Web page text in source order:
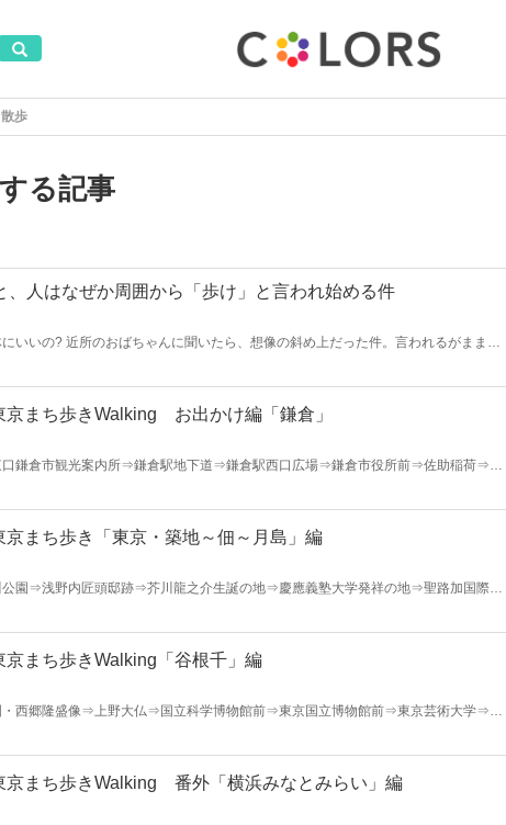
散歩
る記事
、人はなぜか周囲から「歩け」と言われ始める件
いいの? 近所のおばちゃんに聞いたら、想像の斜め上だった件。言われるがまま歩
「理由」を知った。
京まち歩きWalking お出かけ編「鎌倉」
口鎌倉市観光案内所⇒鎌倉駅地下道⇒鎌倉駅西口広場⇒鎌倉市役所前⇒佐助稲荷⇒銭
⇒寿福寺⇒小町通り⇒段葛⇒ゴール・鶴岡八幡宮 このコースをインストラク
京まち歩き「東京・築地～佃～月島」編
園⇒浅野内匠頭邸跡⇒芥川龍之介生誕の地⇒慶應義塾大学発祥の地⇒聖路加国際病
住吉神社⇒月島もんじゃストリート⇒勝鬨橋⇒築地本願寺
京まち歩きWalking「谷根千」編
・西郷隆盛像⇒上野大仏⇒国立科学博物館前⇒東京国立博物館前⇒東京芸術大学⇒谷
中銀座⇒根津神社⇒弥生式土器発掘の地⇒ゴール：東京大学正門前
京まち歩きWalking 番外「横浜みなとみらい」編